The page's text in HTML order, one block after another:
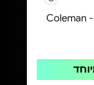
צידנית 45 ליטר - Coleman